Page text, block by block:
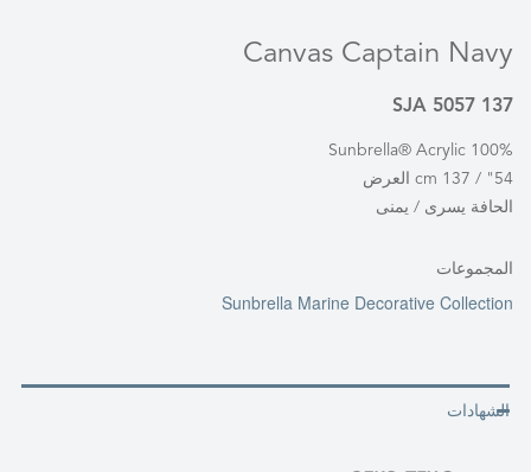
Canvas Captain Navy
SJA 5057 137
100% Sunbrella® Acrylic
54" / 137 cm العرض
الحافة يسرى / يمنى
المجموعات
Sunbrella Marine Decorative Collection
الشهادات